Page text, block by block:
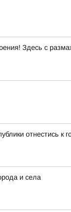
Здесь с
отнестись к
и села